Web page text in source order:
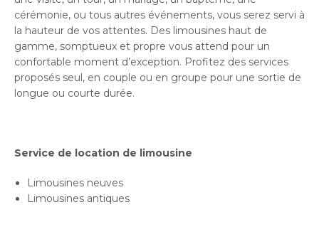
cérémonie, ou tous autres événements, vous serez servi à
la hauteur de vos attentes. Des limousines haut de
gamme, somptueux et propre vous attend pour un
confortable moment d’exception. Profitez des services
proposés seul, en couple ou en groupe pour une sortie de
longue ou courte durée.
Service de location de limousine
Limousines neuves
Limousines antiques